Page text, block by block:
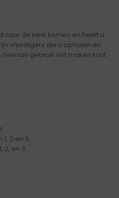
naar de kerk komen en heeft u
vrijwilligers die u ophalen en
hiervan gebruik wilt maken kunt
2 en 3
2, en 3